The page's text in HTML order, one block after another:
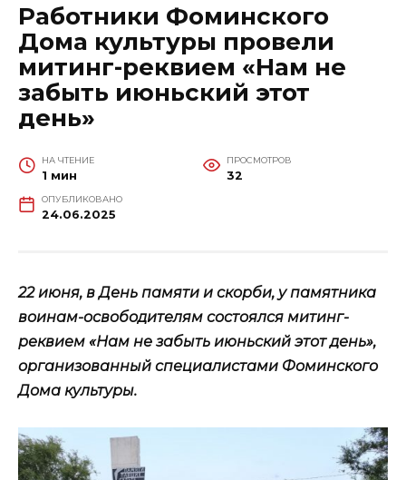
Работники Фоминского
Дома культуры провели
митинг-реквием «Нам не
забыть июньский этот
день»
НА ЧТЕНИЕ
1 мин
ПРОСМОТРОВ
32
ОПУБЛИКОВАНО
24.06.2025
22 июня, в День памяти и скорби, у памятника
воинам-освободителям состоялся митинг-
реквием «Нам не забыть июньский этот день»,
организованный специалистами Фоминского
Дома культуры.